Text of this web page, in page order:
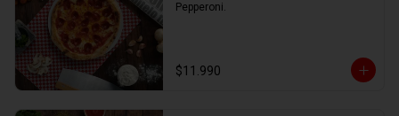
Pepperoni.
$11.990